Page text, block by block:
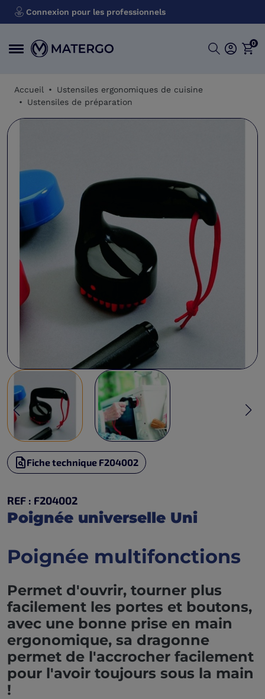
Connexion pour les professionnels
0
Accueil
Ustensiles ergonomiques de cuisine
Ustensiles de préparation
Fiche technique F204002
REF : F204002
Poignée universelle Uni
Poignée multifonctions
Permet d'ouvrir, tourner plus
facilement les portes et boutons,
avec une bonne prise en main
ergonomique, sa dragonne
permet de l'accrocher facilement
pour l'avoir toujours sous la main
!